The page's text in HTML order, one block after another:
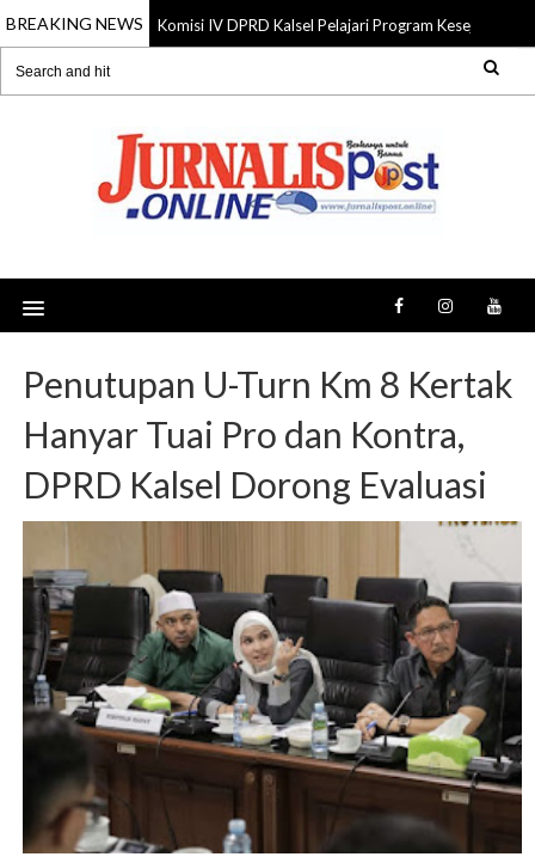
BREAKING NEWS
06 Aug 2026 Komisi IV DPRD Kalsel Pelajari Program
Penutupan U-Turn Km 8 Kertak
Hanyar Tuai Pro dan Kontra,
DPRD Kalsel Dorong Evaluasi